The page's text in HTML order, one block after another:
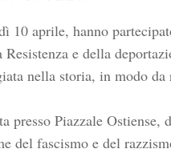
aprile, hanno
e della
nella storia, in modo
presso Piazzale Ostiense,
del fascismo e del